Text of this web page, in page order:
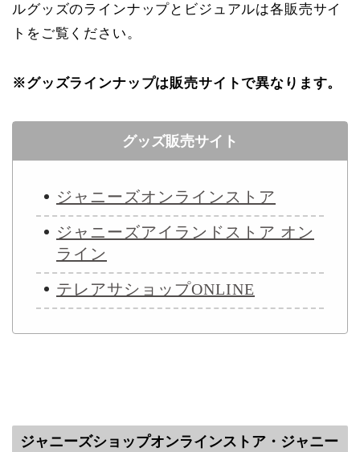
ルグッズのラインナップとビジュアルは各販売サイ
トをご覧ください。
※グッズラインナップは販売サイトで異なります。
グッズ販売サイト
ジャニーズオンラインストア
ジャニーズアイランドストア オン
ライン
テレアサショップONLINE
ジャニーズショップオンラインストア・ジャニー